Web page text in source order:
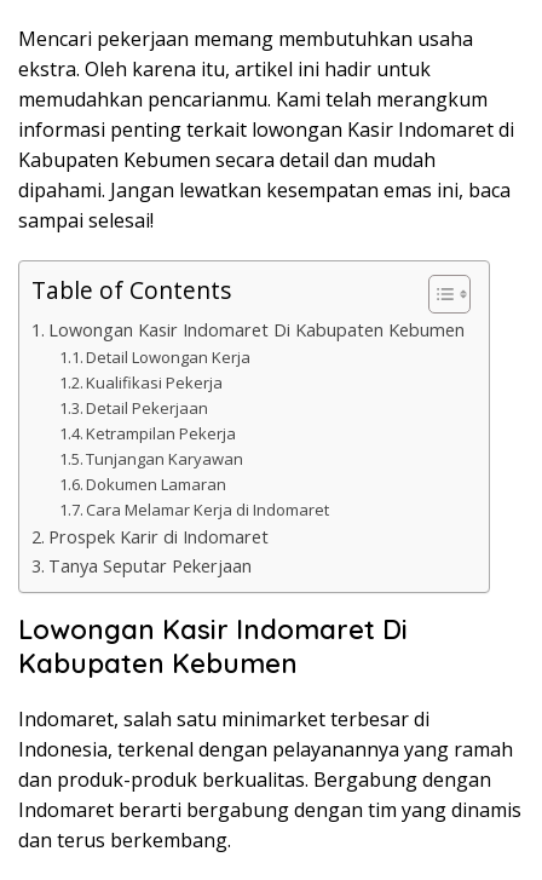
Mencari pekerjaan memang membutuhkan usaha
ekstra. Oleh karena itu, artikel ini hadir untuk
memudahkan pencarianmu. Kami telah merangkum
informasi penting terkait lowongan Kasir Indomaret di
Kabupaten Kebumen secara detail dan mudah
dipahami. Jangan lewatkan kesempatan emas ini, baca
sampai selesai!
Table of Contents
Lowongan Kasir Indomaret Di Kabupaten Kebumen
Detail Lowongan Kerja
Kualifikasi Pekerja
Detail Pekerjaan
Ketrampilan Pekerja
Tunjangan Karyawan
Dokumen Lamaran
Cara Melamar Kerja di Indomaret
Prospek Karir di Indomaret
Tanya Seputar Pekerjaan
Lowongan Kasir Indomaret Di
Kabupaten Kebumen
Indomaret, salah satu minimarket terbesar di
Indonesia, terkenal dengan pelayanannya yang ramah
dan produk-produk berkualitas. Bergabung dengan
Indomaret berarti bergabung dengan tim yang dinamis
dan terus berkembang.